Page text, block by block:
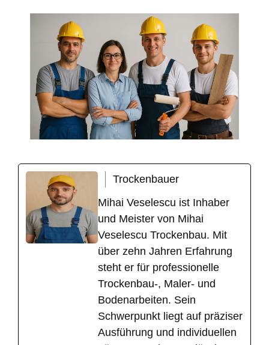
Trockenbauer
Mihai Veselescu ist Inhaber
und Meister von Mihai
Veselescu Trockenbau. Mit
über zehn Jahren Erfahrung
steht er für professionelle
Trockenbau-, Maler- und
Bodenarbeiten. Sein
Schwerpunkt liegt auf präziser
Ausführung und individuellen